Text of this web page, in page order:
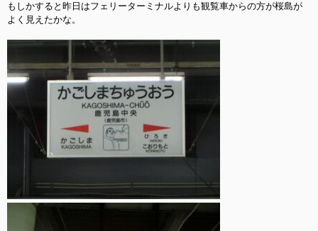
もしかすると昨日はフェリーターミナルよりも観覧車からの方が桜島が
よく見えたかな。